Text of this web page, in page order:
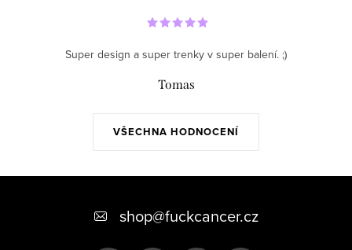
VŠECHNA HODNOCENÍ
Super design a super trenky v super balení. ;)
Tomas
shop@fuckcancer.cz